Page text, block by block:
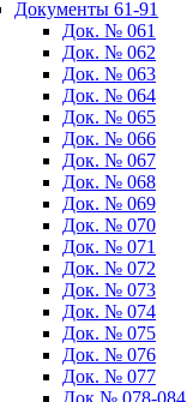
Документы 61-91
Док. № 061
Док. № 062
Док. № 063
Док. № 064
Док. № 065
Док. № 066
Док. № 067
Док. № 068
Док. № 069
Док. № 070
Док. № 071
Док. № 072
Док. № 073
Док. № 074
Док. № 075
Док. № 076
Док. № 077
Док № 078-084